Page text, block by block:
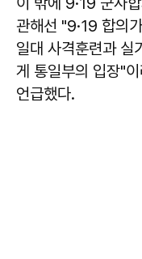
관해선 "9·19 합의
일대 사격훈련과 실
게 통일부의 입장"
언급했다.